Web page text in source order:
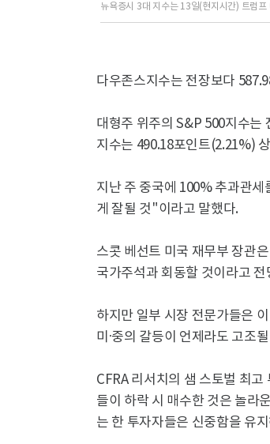
뉴욕증시 3대 지수는 13일(현지시간) 트럼
다우존스지수는 전장보다
대형주 위주의 S&P 500지수는
지수는 490.18포인트(2.21%)
지난 주 중국에 100% 추과관
게 잘될 것"이라고 말했다.
스콧 베선트 미국 재무부 장관
국가주석과 회동할 것이라고 전
하지만 일부 시장 전문가들은
미·중의 갈등이 언제라도 고조
CFRA 리서치의 샘 스토벌 최
들이 하락 시 매수한 것은 놀라
는 한 투자자들은 신중함을 유